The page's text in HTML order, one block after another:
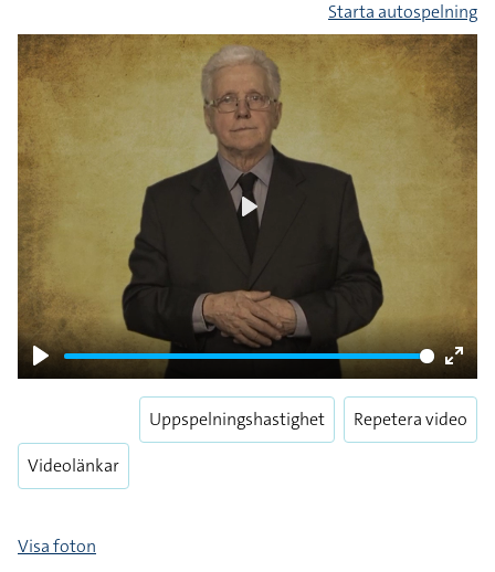
Starta autospelning
Play
Enter
Play
Videolänkar
Uppspelningshastighet Repetera video
Visa foton